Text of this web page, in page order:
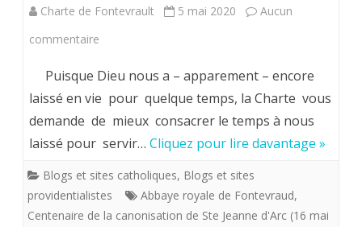
Charte de Fontevrault 5 mai 2020
Aucun
commentaire
DE
FONTEVRAULT.
Après
le
Chapitre
Puisque Dieu nous a – apparement – encore
laissé en vie pour quelque temps, la Charte vous
demande de mieux consacrer le temps à nous
laissé pour servir… Cliquez pour lire davantage »
Blogs et sites catholiques, Blogs et sites
providentialistes
Abbaye royale de Fontevraud,
Centenaire de la canonisation de Ste Jeanne d'Arc (16 mai